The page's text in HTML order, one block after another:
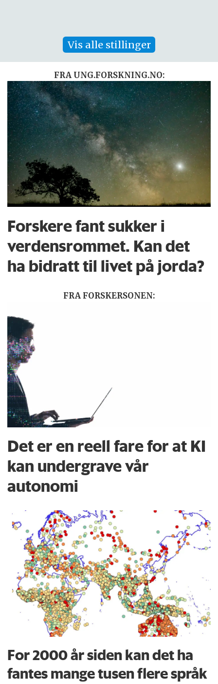
Vis alle stillinger
FRA UNG.FORSKNING.NO:
Forskere fant sukker i
verdensrommet. Kan det
ha bidratt til livet på jorda?
FRA FORSKERSONEN:
Det er en reell fare for at KI
kan undergrave vår
autonomi
For 2000 år siden kan det ha
fantes mange tusen flere språk